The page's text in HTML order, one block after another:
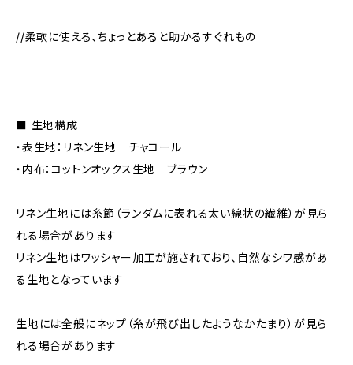
//柔軟に使える、ちょっとあると助かるすぐれもの
■ 生地構成
・表生地：リネン生地 チャコール
・内布：コットンオックス生地 ブラウン
リネン生地には糸節（ランダムに表れる太い線状の繊維）が見ら
れる場合があります
リネン生地はワッシャー加工が施されており、自然なシワ感があ
る生地となっています
生地には全般にネップ（糸が飛び出したようなかたまり）が見ら
れる場合があります